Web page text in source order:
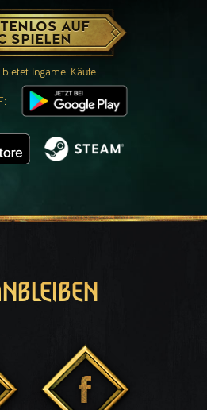
AUF
SPIELEN
Ingame-Käufe